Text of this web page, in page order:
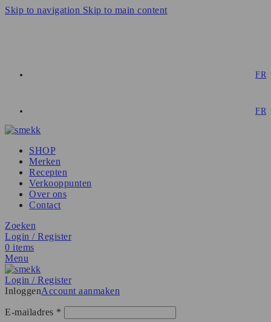
Skip to navigation Skip to main content
FR
FR
SHOP
Merken
Recepten
Verkooppunten
Over ons
Contact
Zoeken
Login / Register
0 items
Menu
Login / Register
InloggenAccount aanmaken
E-mailadres *